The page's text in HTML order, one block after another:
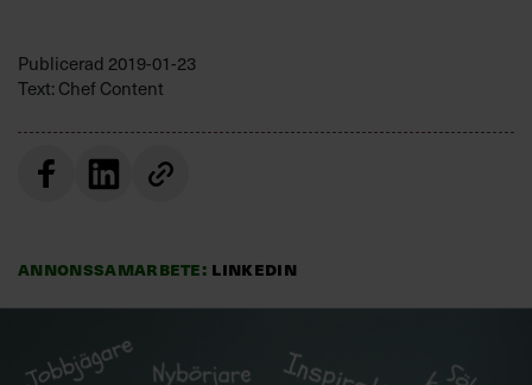
Publicerad 2019-01-23
Text: Chef Content
Annonssamarbete: LinkedIn